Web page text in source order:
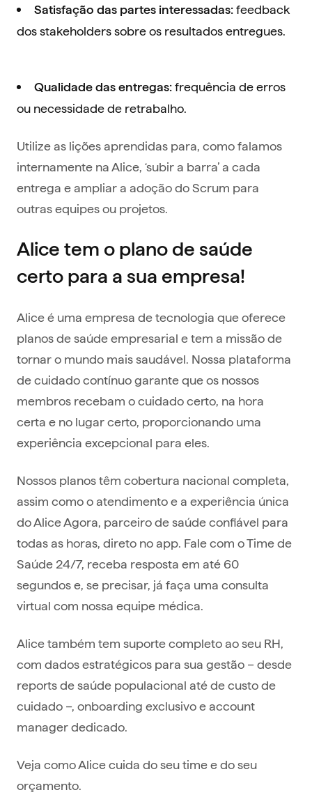
Satisfação das partes interessadas: feedback
dos stakeholders sobre os resultados entregues.
Qualidade das entregas: frequência de erros
ou necessidade de retrabalho.
Utilize as lições aprendidas para, como falamos
internamente na Alice, ‘subir a barra’ a cada
entrega e ampliar a adoção do Scrum para
outras equipes ou projetos.
Alice tem o plano de saúde
certo para a sua empresa!
Alice é uma empresa de tecnologia que oferece
planos de saúde empresarial e tem a missão de
tornar o mundo mais saudável. Nossa plataforma
de cuidado contínuo garante que os nossos
membros recebam o cuidado certo, na hora
certa e no lugar certo, proporcionando uma
experiência excepcional para eles.
Nossos planos têm cobertura nacional completa,
assim como o atendimento e a experiência única
do Alice Agora, parceiro de saúde confiável para
todas as horas, direto no app. Fale com o Time de
Saúde 24/7, receba resposta em até 60
segundos e, se precisar, já faça uma consulta
virtual com nossa equipe médica.
Alice também tem suporte completo ao seu RH,
com dados estratégicos para sua gestão – desde
reports de saúde populacional até de custo de
cuidado –, onboarding exclusivo e account
manager dedicado.
Veja como Alice cuida do seu time e do seu
orçamento.